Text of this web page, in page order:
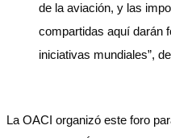
de la aviación, y las
compartidas aquí darán
iniciativas mundiales”,
La OACI organizó este foro